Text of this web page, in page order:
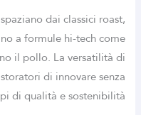
dai classici roast,
a formule hi-tech come
il pollo. La versatilità di
di innovare senza
di qualità e sostenibilità.